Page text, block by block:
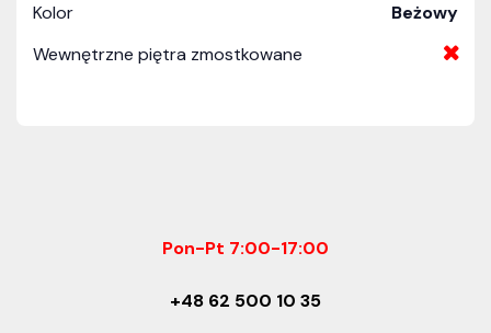
Kolor
Beżowy
Wewnętrzne piętra zmostkowane
Pon-Pt 7:00-17:00
+48 62 500 10 35